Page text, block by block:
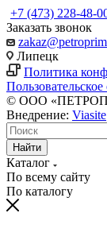
+7 (473) 228-48-
Заказать звонок
Липецк
Политика
© ООО
Внедрение: Viasite
Найти
Каталог
По всему сайту
По каталогу